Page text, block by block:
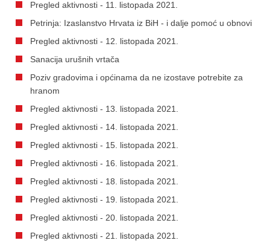
Pregled aktivnosti - 11. listopada 2021.
Petrinja: Izaslanstvo Hrvata iz BiH - i dalje pomoć u obnovi
Pregled aktivnosti - 12. listopada 2021.
Sanacija urušnih vrtača
Poziv gradovima i općinama da ne izostave potrebite za
hranom
Pregled aktivnosti - 13. listopada 2021.
Pregled aktivnosti - 14. listopada 2021.
Pregled aktivnosti - 15. listopada 2021.
Pregled aktivnosti - 16. listopada 2021.
Pregled aktivnosti - 18. listopada 2021.
Pregled aktivnosti - 19. listopada 2021.
Pregled aktivnosti - 20. listopada 2021.
Pregled aktivnosti - 21. listopada 2021.